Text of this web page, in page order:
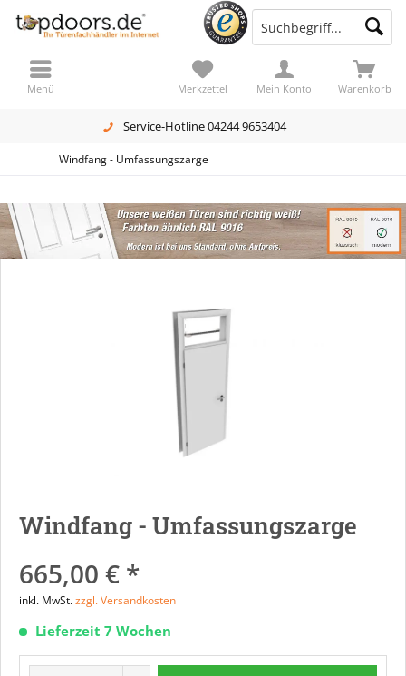
Service-Hotline 04244 9653404
Warenkorb
Merkzettel Mein Konto
Menü
Windfang - Umfassungszarge
Windfang - Umfassungszarge
665,00 € *
inkl. MwSt.zzgl. Versandkosten
Lieferzeit 7 Wochen